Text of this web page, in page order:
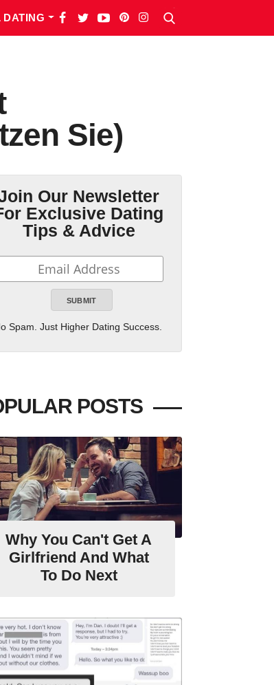
DATING
Sie)
Our Newsletter
Exclusive Dating
Tips & Advice
Spam. Just Higher Dating Success.
POSTS
Why You Can't Get A
Girlfriend And What
To Do Next